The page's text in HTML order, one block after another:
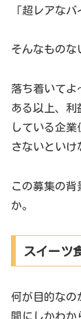
「超レアなバ
そんなものな
落ち着いてよ
ある以上、利
している企
さないといけ
この募集の背
か。
スイーツ
何が目的なの
間にしかわか